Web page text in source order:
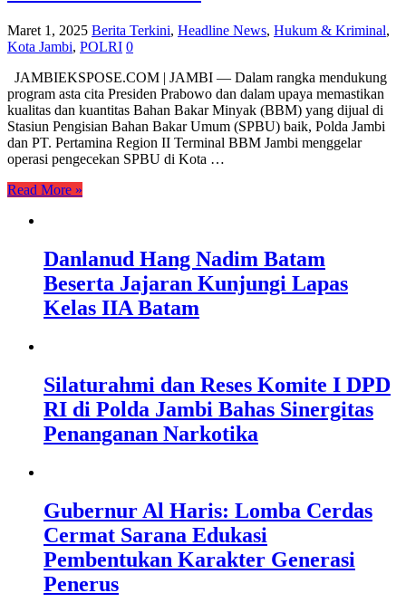
Maret 1, 2025 Berita Terkini, Headline News, Hukum & Kriminal,
Kota Jambi, POLRI 0
JAMBIEKSPOSE.COM | JAMBI — Dalam rangka mendukung
program asta cita Presiden Prabowo dan dalam upaya memastikan
kualitas dan kuantitas Bahan Bakar Minyak (BBM) yang dijual di
Stasiun Pengisian Bahan Bakar Umum (SPBU) baik, Polda Jambi
dan PT. Pertamina Region II Terminal BBM Jambi menggelar
operasi pengecekan SPBU di Kota …
Read More »
Danlanud Hang Nadim Batam
Beserta Jajaran Kunjungi Lapas
Kelas IIA Batam
Silaturahmi dan Reses Komite I DPD
RI di Polda Jambi Bahas Sinergitas
Penanganan Narkotika
Gubernur Al Haris: Lomba Cerdas
Cermat Sarana Edukasi
Pembentukan Karakter Generasi
Penerus